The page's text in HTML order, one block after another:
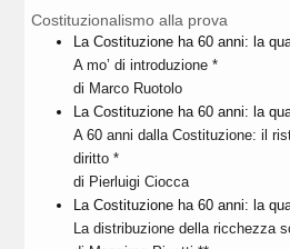
Costituzionalismo alla prova
La Costituzione ha 60 anni: la
A mo’ di introduzione *
di Marco Ruotolo
La Costituzione ha 60 anni: la
A 60 anni dalla Costituzione: il
diritto *
di Pierluigi Ciocca
La Costituzione ha 60 anni: la
La distribuzione della ricchezza